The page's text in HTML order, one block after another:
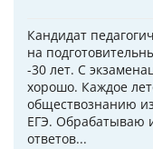
Кандидат
на
-30 лет. С
хорошо. Каждое
обществознанию
ЕГЭ. Обрабатываю
ответов...